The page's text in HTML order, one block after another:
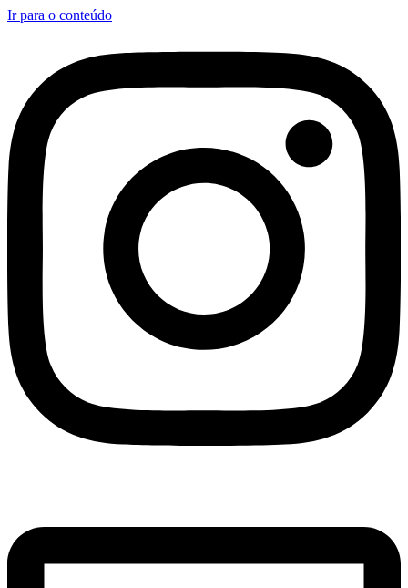
Ir para o conteúdo